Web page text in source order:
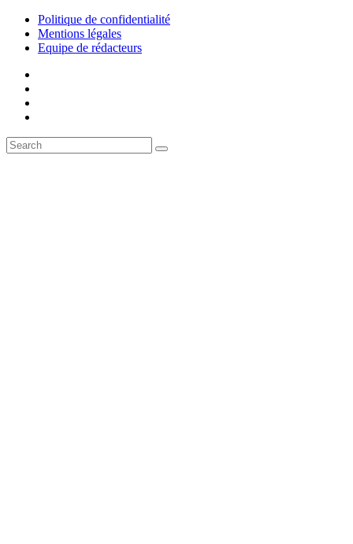
Politique de confidentialité
Mentions légales
Equipe de rédacteurs